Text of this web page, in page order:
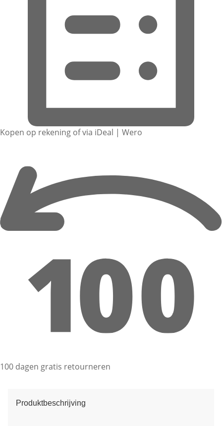
Kopen op rekening of via iDeal | Wero
100 dagen gratis retourneren
Produktbeschrijving